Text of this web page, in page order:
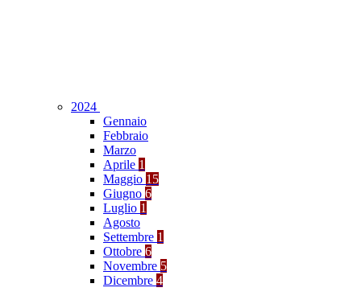
2024
Gennaio
Febbraio
Marzo
Aprile 1
Maggio 15
Giugno 6
Luglio 1
Agosto
Settembre 1
Ottobre 6
Novembre 5
Dicembre 4